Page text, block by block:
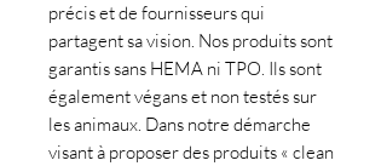
précis et de fournisseurs qui
partagent sa vision. Nos produits sont
garantis sans HEMA ni TPO. Ils sont
également végans et non testés sur
les animaux. Dans notre démarche
visant à proposer des produits « clean